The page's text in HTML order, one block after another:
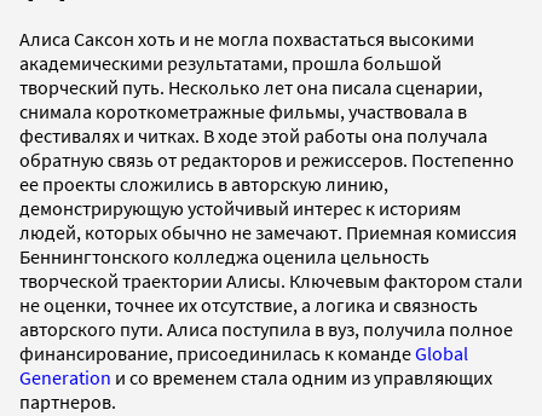
Алиса Саксон хоть и не могла похвастаться высокими
академическими результатами, прошла большой
творческий путь. Несколько лет она писала сценарии,
снимала короткометражные фильмы, участвовала в
фестивалях и читках. В ходе этой работы она получала
обратную связь от редакторов и режиссеров. Постепенно
ее проекты сложились в авторскую линию,
демонстрирующую устойчивый интерес к историям
людей, которых обычно не замечают. Приемная комиссия
Беннингтонского колледжа оценила цельность
творческой траектории Алисы. Ключевым фактором стали
не оценки, точнее их отсутствие, а логика и связность
авторского пути. Алиса поступила в вуз, получила полное
финансирование, присоединилась к командеGlobal
Generation и со временем стала одним из управляющих
партнеров.